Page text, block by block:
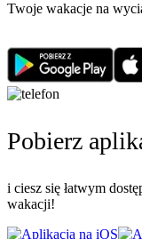
Twoje wakacje na
Pobierz
i ciesz się łatwym
wakacji!